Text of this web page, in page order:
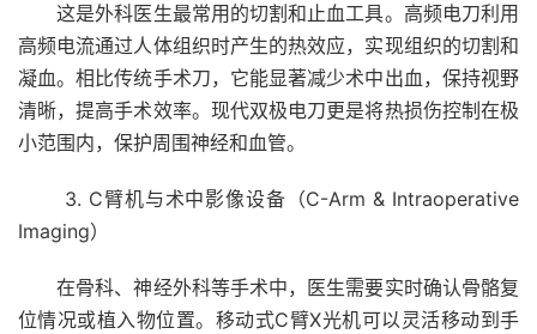
这是外科医生最常用的切割和止血工具。高频电刀利用
高频电流通过人体组织时产生的热效应，实现组织的切割和
凝血。相比传统手术刀，它能显著减少术中出血，保持视野
清晰，提高手术效率。现代双极电刀更是将热损伤控制在极
小范围内，保护周围神经和血管。
3. C臂机与术中影像设备（C-Arm & Intraoperative
Imaging）
在骨科、神经外科等手术中，医生需要实时确认骨骼复
位情况或植入物位置。移动式C臂X光机可以灵活移动到手